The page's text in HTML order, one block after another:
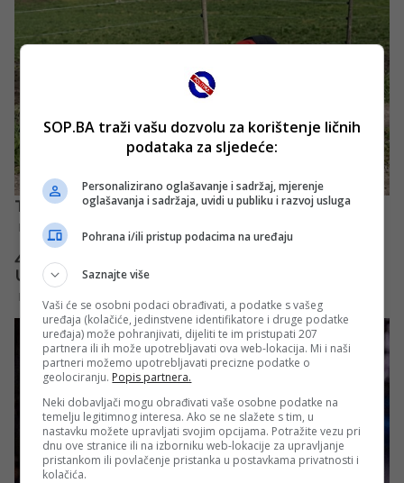
SOP.BA traži vašu dozvolu za korištenje ličnih
podataka za sljedeće:
Personalizirano oglašavanje i sadržaj, mjerenje
oglašavanja i sadržaja, uvidi u publiku i razvoj usluga
Pohrana i/ili pristup podacima na uređaju
Saznajte više
Vaši će se osobni podaci obrađivati, a podatke s vašeg
uređaja (kolačiće, jedinstvene identifikatore i druge podatke
uređaja) može pohranjivati, dijeliti te im pristupati 207
partnera ili ih može upotrebljavati ova web-lokacija. Mi i naši
partneri možemo upotrebljavati precizne podatke o
geolociranju. Popis partnera.
Neki dobavljači mogu obrađivati vaše osobne podatke na
temelju legitimnog interesa. Ako se ne slažete s tim, u
nastavku možete upravljati svojim opcijama. Potražite vezu pri
dnu ove stranice ili na izborniku web-lokacije za upravljanje
pristankom ili povlačenje pristanka u postavkama privatnosti i
kolačića.